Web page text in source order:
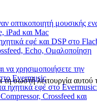
οπτικοποιητή μουσικής
iPad και Mac
εφέ και DSP στο
Echo, Ομαλοποίηση
να χρησιμοποιήσετε την
Evermusic
ηχητικά εφέ στο
Crossfeed και
σωστή λειτουργία αυτού